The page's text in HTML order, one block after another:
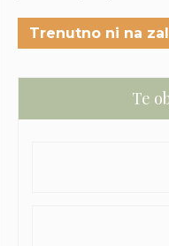
Trenutno ni na
Te